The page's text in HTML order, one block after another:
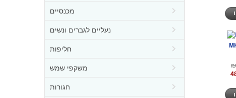
מכנסיים
נעליים לגברים ונשים
חליפות
משקפי שמש
חגורות